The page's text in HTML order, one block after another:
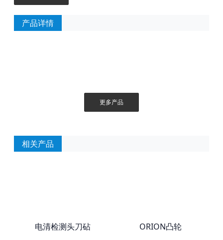
产品详情
更多产品
相关产品
电清检测头刀砧 ORION凸轮